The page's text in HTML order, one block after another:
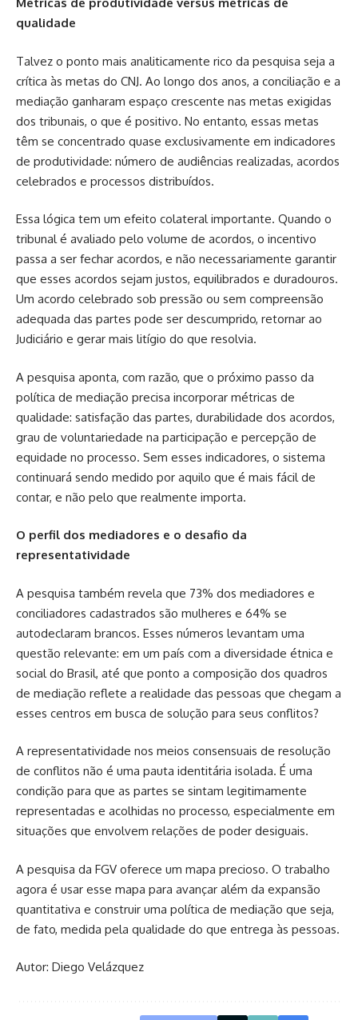
qualidade
Talvez o ponto mais analiticamente rico da pesquisa seja a
crítica às metas do CNJ. Ao longo dos anos, a conciliação e a
mediação ganharam espaço crescente nas metas exigidas
dos tribunais, o que é positivo. No entanto, essas metas
têm se concentrado quase exclusivamente em indicadores
de produtividade: número de audiências realizadas, acordos
celebrados e processos distribuídos.
Essa lógica tem um efeito colateral importante. Quando o
tribunal é avaliado pelo volume de acordos, o incentivo
passa a ser fechar acordos, e não necessariamente garantir
que esses acordos sejam justos, equilibrados e duradouros.
Um acordo celebrado sob pressão ou sem compreensão
adequada das partes pode ser descumprido, retornar ao
Judiciário e gerar mais litígio do que resolvia.
A pesquisa aponta, com razão, que o próximo passo da
política de mediação precisa incorporar métricas de
qualidade: satisfação das partes, durabilidade dos acordos,
grau de voluntariedade na participação e percepção de
equidade no processo. Sem esses indicadores, o sistema
continuará sendo medido por aquilo que é mais fácil de
contar, e não pelo que realmente importa.
O perfil dos mediadores e o desafio da
representatividade
A pesquisa também revela que 73% dos mediadores e
conciliadores cadastrados são mulheres e 64% se
autodeclaram brancos. Esses números levantam uma
questão relevante: em um país com a diversidade étnica e
social do Brasil, até que ponto a composição dos quadros
de mediação reflete a realidade das pessoas que chegam a
esses centros em busca de solução para seus conflitos?
A representatividade nos meios consensuais de resolução
de conflitos não é uma pauta identitária isolada. É uma
condição para que as partes se sintam legitimamente
representadas e acolhidas no processo, especialmente em
situações que envolvem relações de poder desiguais.
A pesquisa da FGV oferece um mapa precioso. O trabalho
agora é usar esse mapa para avançar além da expansão
quantitativa e construir uma política de mediação que seja,
de fato, medida pela qualidade do que entrega às pessoas.
Autor: Diego Velázquez